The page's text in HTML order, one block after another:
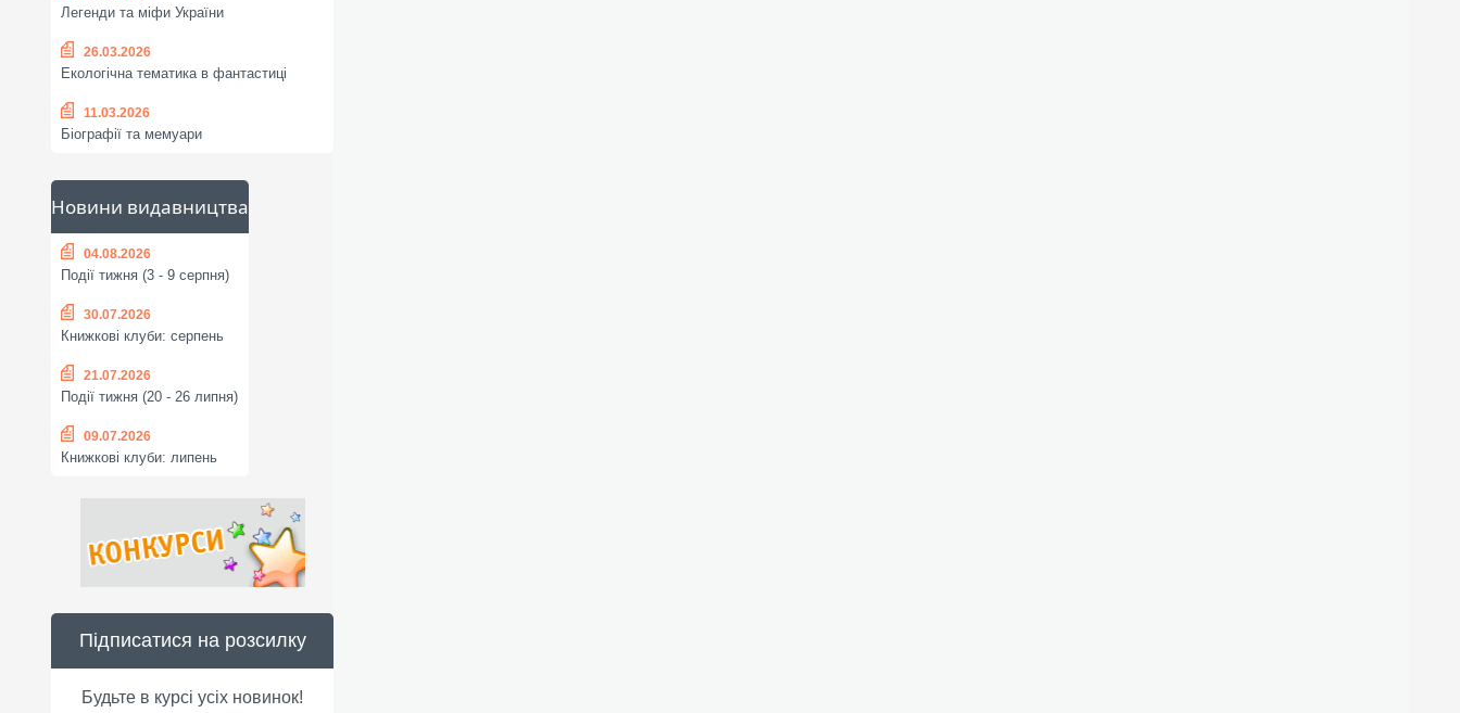
Легенди та міфи України
26.03.2026
Екологічна тематика в фантастиці
11.03.2026
Біографії та мемуари
Новини видавництва
04.08.2026
Події тижня (3 - 9 серпня)
30.07.2026
Книжкові клуби: серпень
21.07.2026
Події тижня (20 - 26 липня)
09.07.2026
Книжкові клуби: липень
Підписатися на розсилку
Будьте в курсі усіх новинок!